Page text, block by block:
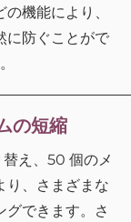
機能により、
に防ぐことがで
の短縮
え、50 個のメ
り、さまざまな
グできます。さ